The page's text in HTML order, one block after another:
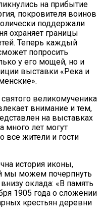
на прибытие
покровителя воинов
поддержали
охраняет границы
Теперь каждый
попросить
у его мощей, но и
выставки «Река и
великомученика
внимание и тем,
на выставках
много лет могут
все жители и гости
история иконы,
мы можем почерпнуть
оклада: «В память
1905 года о сложении
крестьян деревни